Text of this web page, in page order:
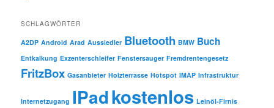
SCHLAGWÖRTER
A2DP Android Arad Aussiedler Bluetooth BMW Buch
Entkalkung Exzenterschleifer Fenstersauger Fremdrentengesetz
FritzBox Gasanbieter Holzterrasse Hotspot IMAP Infrastruktur
Internetzugang IPadkostenlos Leinöl-Firnis